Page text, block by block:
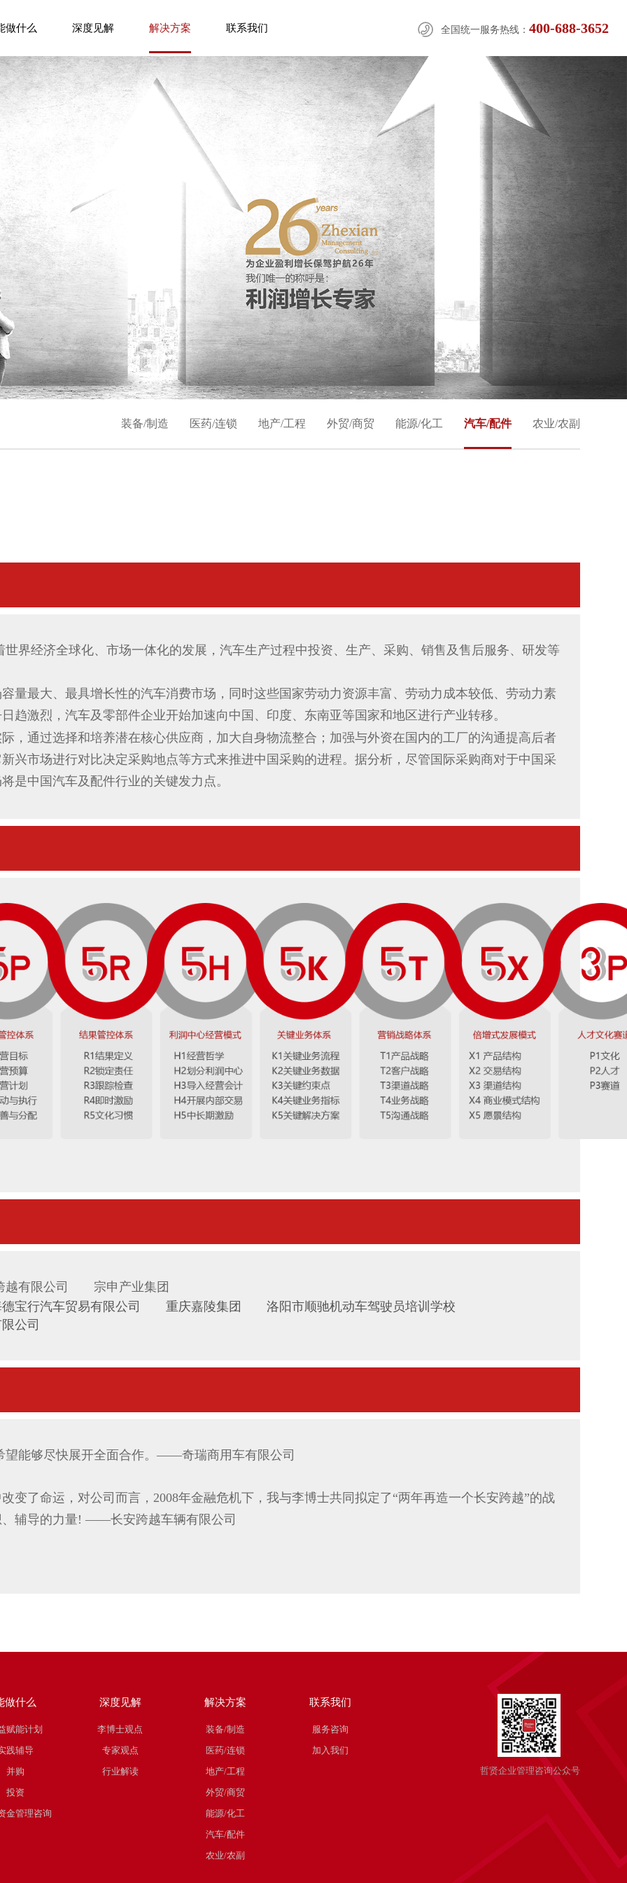
做什么 深度见解 解决方案 联系我们 全国统一服务热线： 400-688-3652
装备/制造 医药/连锁 地产/工程 外贸/商贸 能源/化工 汽车/配件 农业/农副
界经济全球化、市场一体化的发展，汽车生产过程中投资、生产、采购、销售及售后服务、研发等
量最大、最具增长性的汽车消费市场，同时这些国家劳动力资源丰富、劳动力成本较低、劳动力素
趋激烈，汽车及零部件企业开始加速向中国、印度、东南亚等国家和地区进行产业转移。
，通过选择和培养潜在核心供应商， 加大自身物流整合；加强与外资在国内的工厂的沟通提高后者
兴市场进行对比决定采购地点等方式来推进中国采购的进程。据分析，尽管国际采购商对于中国采
是中 国汽车及配件行业的关键发力点。
有限公司 宗申产业集团
宝行汽车贸易有限公司 重庆嘉陵集团 洛阳市顺驰机动车驾驶员培训学校
公司
能够尽快展开全面合作。——奇瑞商用车有限公司
变了命运，对公司而言，2008年金融危机下，我与李博士共同拟定了“两年再造一个长安跨越”的战
、辅导的力量! ——长安跨越车辆有限公司
做什么
赋能计划
践辅导
并购
投资
金管理咨询
深度见解
李博士观点
专家观点
行业解读
解决方案
装备/制造
医药/连锁
地产/工程
外贸/商贸
能源/化工
汽车/配件
农业/农副
联系我们
服务咨询
加入我们
哲贤企业管理咨询公众号